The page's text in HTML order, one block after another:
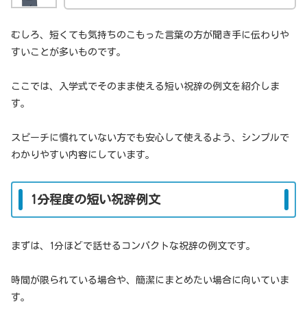
むしろ、短くても気持ちのこもった言葉の方が聞き手に伝わりや
すいことが多いものです。
ここでは、入学式でそのまま使える短い祝辞の例文を紹介しま
す。
スピーチに慣れていない方でも安心して使えるよう、シンプルで
わかりやすい内容にしています。
1分程度の短い祝辞例文
まずは、1分ほどで話せるコンパクトな祝辞の例文です。
時間が限られている場合や、簡潔にまとめたい場合に向いていま
す。